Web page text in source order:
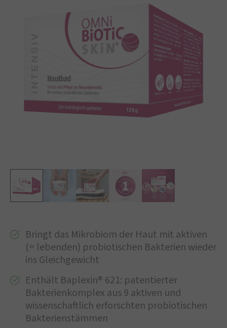
Bringt das Mikrobiom der Haut mit aktiven
(= lebenden) probiotischen Bakterien wieder
ins Gleichgewicht
Enthält Baplexin® 621: patentierter
Bakterienkomplex aus 9 aktiven und
wissenschaftlich erforschten probiotischen
Bakterienstämmen